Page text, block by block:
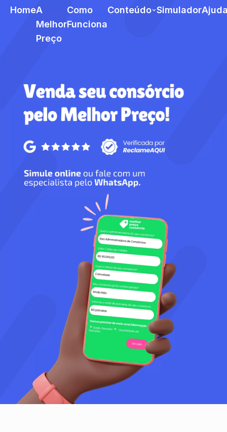
HomeA
Melhor
Preço
Como
Funciona
Conteúdo Simulador